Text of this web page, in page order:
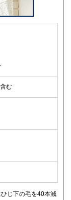
む
じ下の毛を40本減